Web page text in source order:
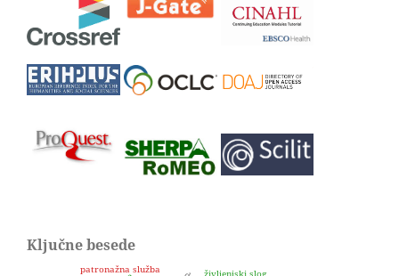
Ključne besede
patronažna služba življenjski slog